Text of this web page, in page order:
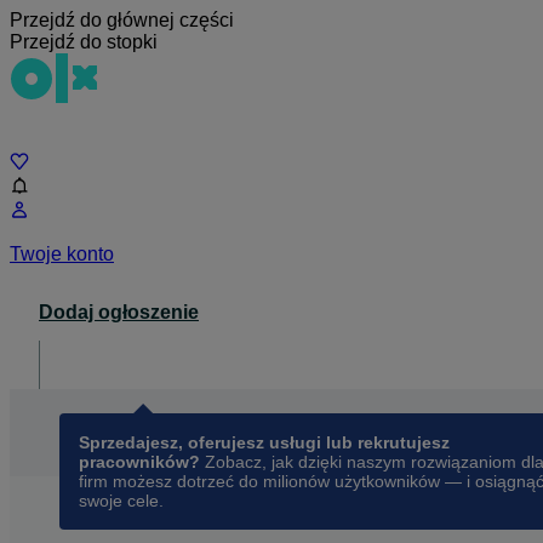
Przejdź do głównej części
Przejdź do stopki
Twoje konto
Dodaj ogłoszenie
Sprzedajesz, oferujesz usługi lub rekrutujesz
pracowników? Zobacz, jak dzięki naszym rozwiązaniom dla
firm możesz dotrzeć do milionów użytkowników — i osiągnąć
swoje cele.